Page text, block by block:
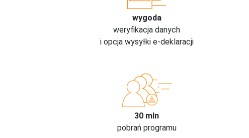
wygoda
weryfikacja danych
i opcja wysyłki e-deklaracji
30 mln
pobrań programu